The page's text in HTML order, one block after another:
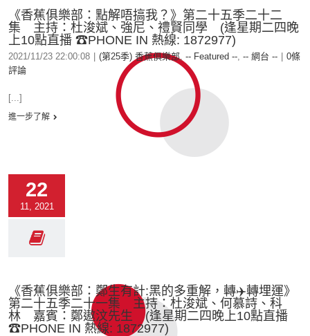
《香蕉俱樂部：點解唔搞我？》第二十五季二十二
集 主持：杜浚斌、強尼、禮賢同學 (逢星期二四晚
上10點直播 ☎PHONE IN 熱線: 1872977)
2021/11/23 22:00:08 (第25季) 香蕉俱樂部, -- Featured --, -- 網台 --
0條
評論
[...]
進一步了解
22
11, 2021
《香蕉俱樂部：鄭生有計:黑的多重解，轉✈️轉埋運》
第二十五季二十一集 主持：杜浚斌、何慕詩、科
林 嘉賓：鄭遨汶先生 (逢星期二四晚上10點直播
☎PHONE IN 熱線: 1872977)